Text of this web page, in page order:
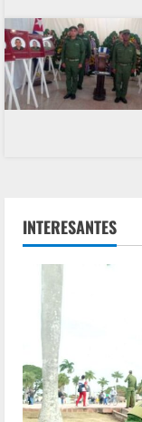
INTERESANTES